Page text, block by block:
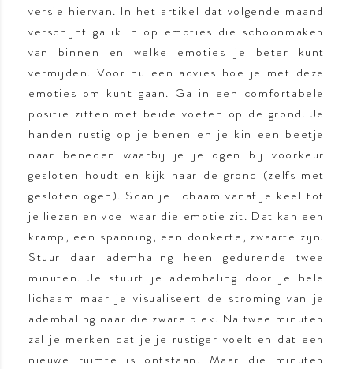
versie hiervan. In het artikel dat volgende maand
verschijnt ga ik in op emoties die schoonmaken
van binnen en welke emoties je beter kunt
vermijden. Voor nu een advies hoe je met deze
emoties om kunt gaan. Ga in een comfortabele
positie zitten met beide voeten op de grond. Je
handen rustig op je benen en je kin een beetje
naar beneden waarbij je je ogen bij voorkeur
gesloten houdt en kijk naar de grond (zelfs met
gesloten ogen). Scan je lichaam vanaf je keel tot
je liezen en voel waar die emotie zit. Dat kan een
kramp, een spanning, een donkerte, zwaarte zijn.
Stuur daar ademhaling heen gedurende twee
minuten. Je stuurt je ademhaling door je hele
lichaam maar je visualiseert de stroming van je
ademhaling naar die zware plek. Na twee minuten
zal je merken dat je je rustiger voelt en dat een
nieuwe ruimte is ontstaan. Maar die minuten